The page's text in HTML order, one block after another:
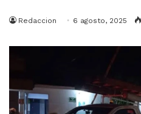
Redaccion 6 agosto, 2025